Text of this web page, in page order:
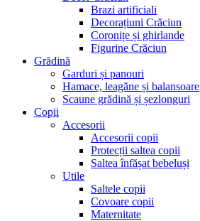
Brazi artificiali
Decorațiuni Crăciun
Coronițe și ghirlande
Figurine Crăciun
Grădină
Garduri și panouri
Hamace, leagăne și balansoare
Scaune grădină și șezlonguri
Copii
Accesorii
Accesorii copii
Protecții saltea copii
Saltea înfășat bebeluși
Utile
Saltele copii
Covoare copii
Maternitate